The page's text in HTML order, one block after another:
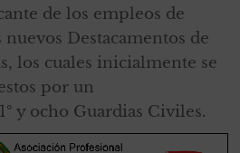
de los empleos de
nuevos Destacamentos de
los cuales inicialmente se
por un
y ocho Guardias Civiles.